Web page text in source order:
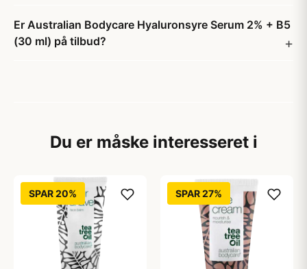
Er Australian Bodycare Hyaluronsyre Serum 2% + B5
(30 ml) på tilbud?
Du er måske interesseret i
SPAR 20% SPAR 27%